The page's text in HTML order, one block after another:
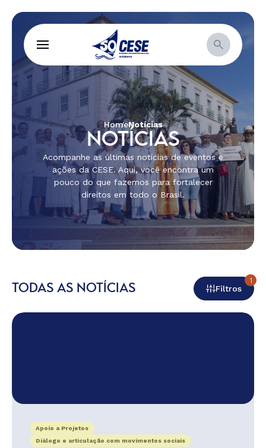
HomeNotícias
NOTÍCIAS
Acompanhe as últimas notícias de eventos e
ações da CESE. Aqui, você encontra um
pouco do que fazemos para fortalecer
direitos em todo o Brasil.
TODAS AS NOTÍCIAS Filtros
1
Apoio a Projetos
Diálogo e articulação com movimentos sociais